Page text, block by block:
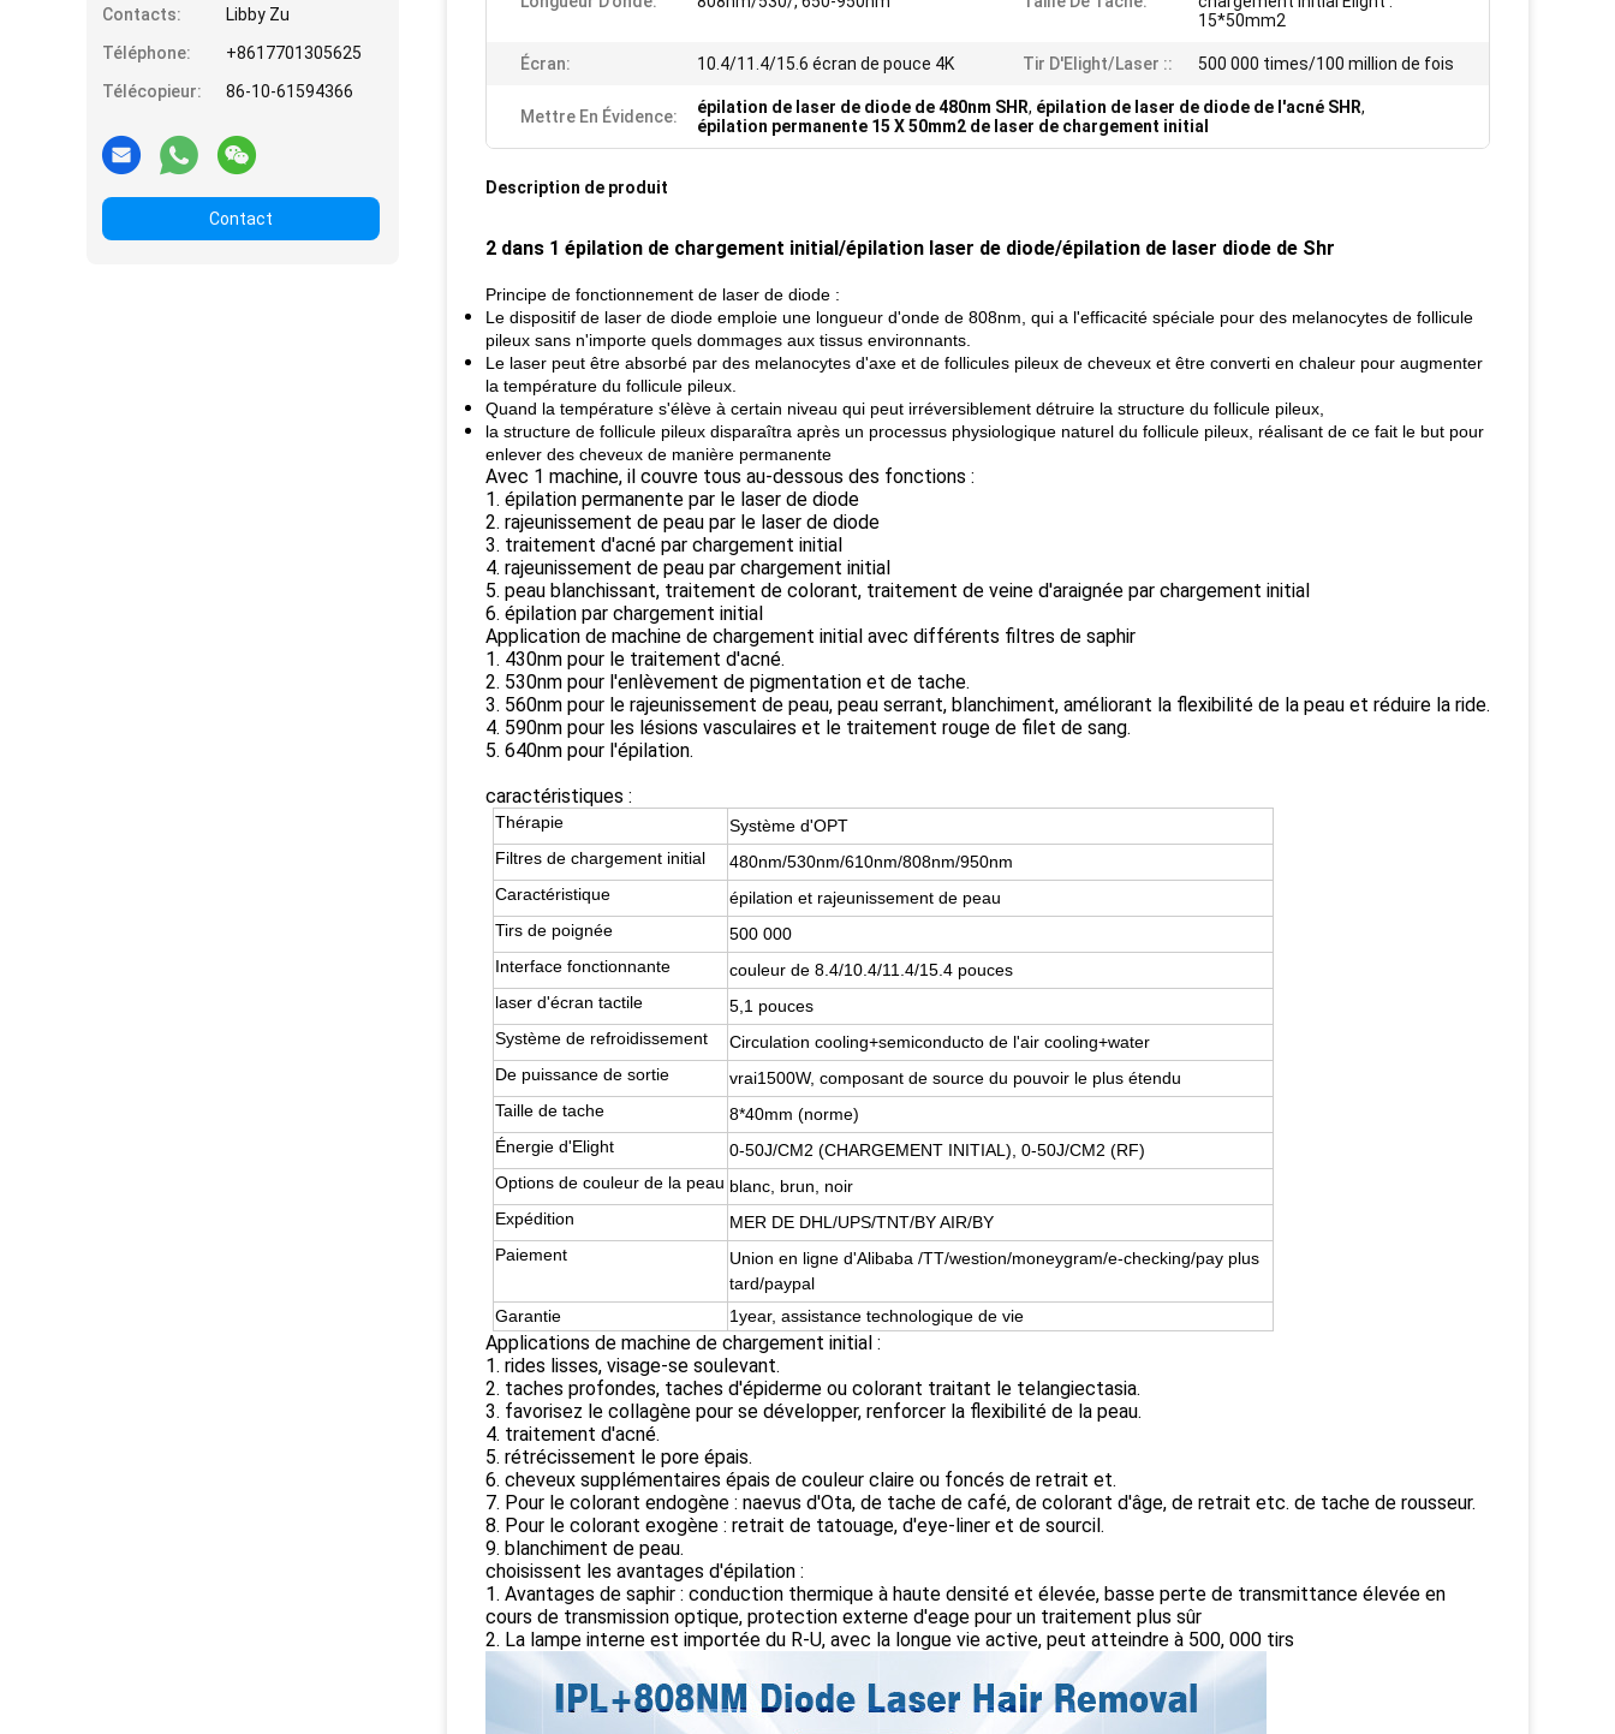
Contacts:
Libby Zu
Téléphone:
+8617701305625
Télécopieur:
86-10-61594366
Contact
15*50mm2
Écran: 10.4/11.4/15.6 écran de pouce 4K Tir D'Elight/laser :: 500 000 times/100 million de fois
Mettre En Évidence: épilation de laser de diode de 480nm SHR, épilation de laser de diode de l'acné SHR,
épilation permanente 15 X 50mm2 de laser de chargement initial
Description de produit
2 dans 1 épilation de chargement initial/épilation laser de diode/épilation de laser diode de Shr
Principe de fonctionnement de laser de diode :
Le dispositif de laser de diode emploie une longueur d'onde de 808nm, qui a l'efficacité spéciale pour des melanocytes de follicule
pileux sans n'importe quels dommages aux tissus environnants.
Le laser peut être absorbé par des melanocytes d'axe et de follicules pileux de cheveux et être converti en chaleur pour augmenter
la température du follicule pileux.
Quand la température s'élève à certain niveau qui peut irréversiblement détruire la structure du follicule pileux,
la structure de follicule pileux disparaîtra après un processus physiologique naturel du follicule pileux, réalisant de ce fait le but pour
enlever des cheveux de manière permanente
Avec 1 machine, il couvre tous au-dessous des fonctions :
1. épilation permanente par le laser de diode
2. rajeunissement de peau par le laser de diode
3. traitement d'acné par chargement initial
4. rajeunissement de peau par chargement initial
5. peau blanchissant, traitement de colorant, traitement de veine d'araignée par chargement initial
6. épilation par chargement initial
Application de machine de chargement initial avec différents filtres de saphir
1. 430nm pour le traitement d'acné.
2. 530nm pour l'enlèvement de pigmentation et de tache.
3. 560nm pour le rajeunissement de peau, peau serrant, blanchiment, améliorant la flexibilité de la peau et réduire la ride.
4. 590nm pour les lésions vasculaires et le traitement rouge de filet de sang.
5. 640nm pour l'épilation.
caractéristiques :
Thérapie
Système d'OPT
Filtres de chargement initial
480nm/530nm/610nm/808nm/950nm
Caractéristique
épilation et rajeunissement de peau
Tirs de poignée
500 000
Interface fonctionnante
couleur de 8.4/10.4/11.4/15.4 pouces
laser d'écran tactile
5,1 pouces
Système de refroidissement
Circulation cooling+semiconducto de l'air cooling+water
De puissance de sortie
vrai1500W, composant de source du pouvoir le plus étendu
Taille de tache
8*40mm (norme)
Énergie d'Elight
0-50J/CM2 (CHARGEMENT INITIAL), 0-50J/CM2 (RF)
Options de couleur de la peau blanc, brun, noir
Expédition
MER DE DHL/UPS/TNT/BY AIR/BY
Paiement
Union en ligne d'Alibaba /TT/westion/moneygram/e-checking/pay plus
tard/paypal
Garantie
1year, assistance technologique de vie
Applications de machine de chargement initial :
1. rides lisses, visage-se soulevant.
2. taches profondes, taches d'épiderme ou colorant traitant le telangiectasia.
3. favorisez le collagène pour se développer, renforcer la flexibilité de la peau.
4. traitement d'acné.
5. rétrécissement le pore épais.
6. cheveux supplémentaires épais de couleur claire ou foncés de retrait et.
7. Pour le colorant endogène : naevus d'Ota, de tache de café, de colorant d'âge, de retrait etc. de tache de rousseur.
8. Pour le colorant exogène : retrait de tatouage, d'eye-liner et de sourcil.
9. blanchiment de peau.
choisissent les avantages d'épilation :
1. Avantages de saphir : conduction thermique à haute densité et élevée, basse perte de transmittance élevée en
cours de transmission optique, protection externe d'eage pour un traitement plus sûr
2. La lampe interne est importée du R-U, avec la longue vie active, peut atteindre à 500, 000 tirs